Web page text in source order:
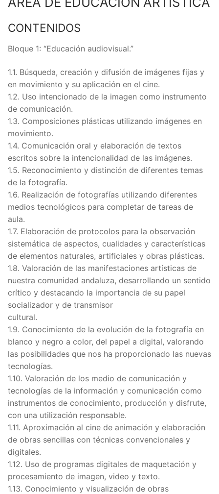
CONTENIDOS
Bloque 1: “Educación audiovisual.”
1.1. Búsqueda, creación y difusión de imágenes fijas y
en movimiento y su aplicación en el cine.
1.2. Uso intencionado de la imagen como instrumento
de comunicación.
1.3. Composiciones plásticas utilizando imágenes en
movimiento.
1.4. Comunicación oral y elaboración de textos
escritos sobre la intencionalidad de las imágenes.
1.5. Reconocimiento y distinción de diferentes temas
de la fotografía.
1.6. Realización de fotografías utilizando diferentes
medios tecnológicos para completar de tareas de
aula.
1.7. Elaboración de protocolos para la observación
sistemática de aspectos, cualidades y características
de elementos naturales, artificiales y obras plásticas.
1.8. Valoración de las manifestaciones artísticas de
nuestra comunidad andaluza, desarrollando un sentido
crítico y destacando la importancia de su papel
socializador y de transmisor
cultural.
1.9. Conocimiento de la evolución de la fotografía en
blanco y negro a color, del papel a digital, valorando
las posibilidades que nos ha proporcionado las nuevas
tecnologías.
1.10. Valoración de los medio de comunicación y
tecnologías de la información y comunicación como
instrumentos de conocimiento, producción y disfrute,
con una utilización responsable.
1.11. Aproximación al cine de animación y elaboración
de obras sencillas con técnicas convencionales y
digitales.
1.12. Uso de programas digitales de maquetación y
procesamiento de imagen, video y texto.
1.13. Conocimiento y visualización de obras